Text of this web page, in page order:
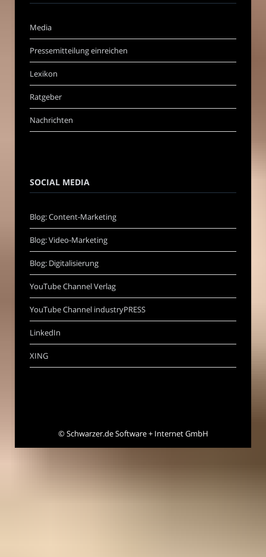
Media
Pressemitteilung einreichen
Lexikon
Ratgeber
Nachrichten
SOCIAL MEDIA
Blog: Content-Marketing
Blog: Video-Marketing
Blog: Digitalisierung
YouTube Channel Verlag
YouTube Channel industryPRESS
LinkedIn
XING
©Schwarzer.de Software + Internet GmbH